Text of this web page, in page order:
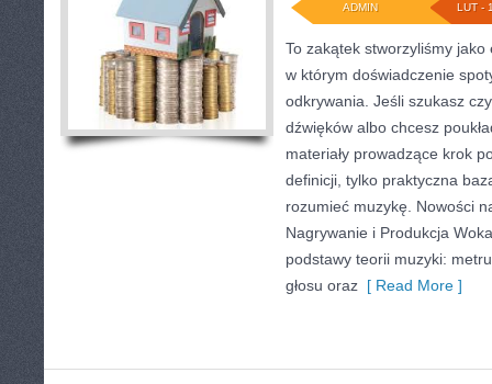
LUT -
ADMIN
To zakątek stworzyliśmy
w którym doświadczenie
odkrywania. Jeśli szukasz
dźwięków albo chcesz
materiały prowadzące krok
definicji, tylko praktyczna
rozumieć muzykę. Nowości
Nagrywanie i Produkcja
podstawy teorii muzyki:
głosu oraz [ Read More ]